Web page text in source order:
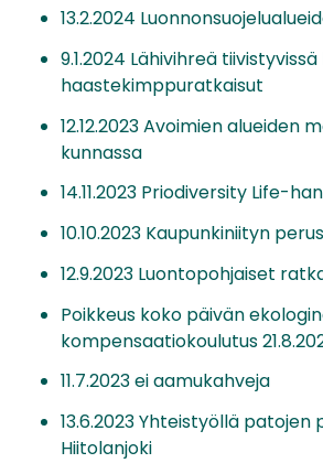
13.2.2024
9.1.2024 Lähivihreä
haastekimppuratkaisut
12.12.2023 Avoimien alueiden
kunnassa
14.11.2023 Priodiversity Life-
10.10.2023 Kaupunkiniityn
12.9.2023 Luontopohjaiset
Poikkeus koko päivän
kompensaatiokoulutus
11.7.2023 ei aamukahveja
13.6.2023 Yhteistyöllä patojen
Hiitolanjoki